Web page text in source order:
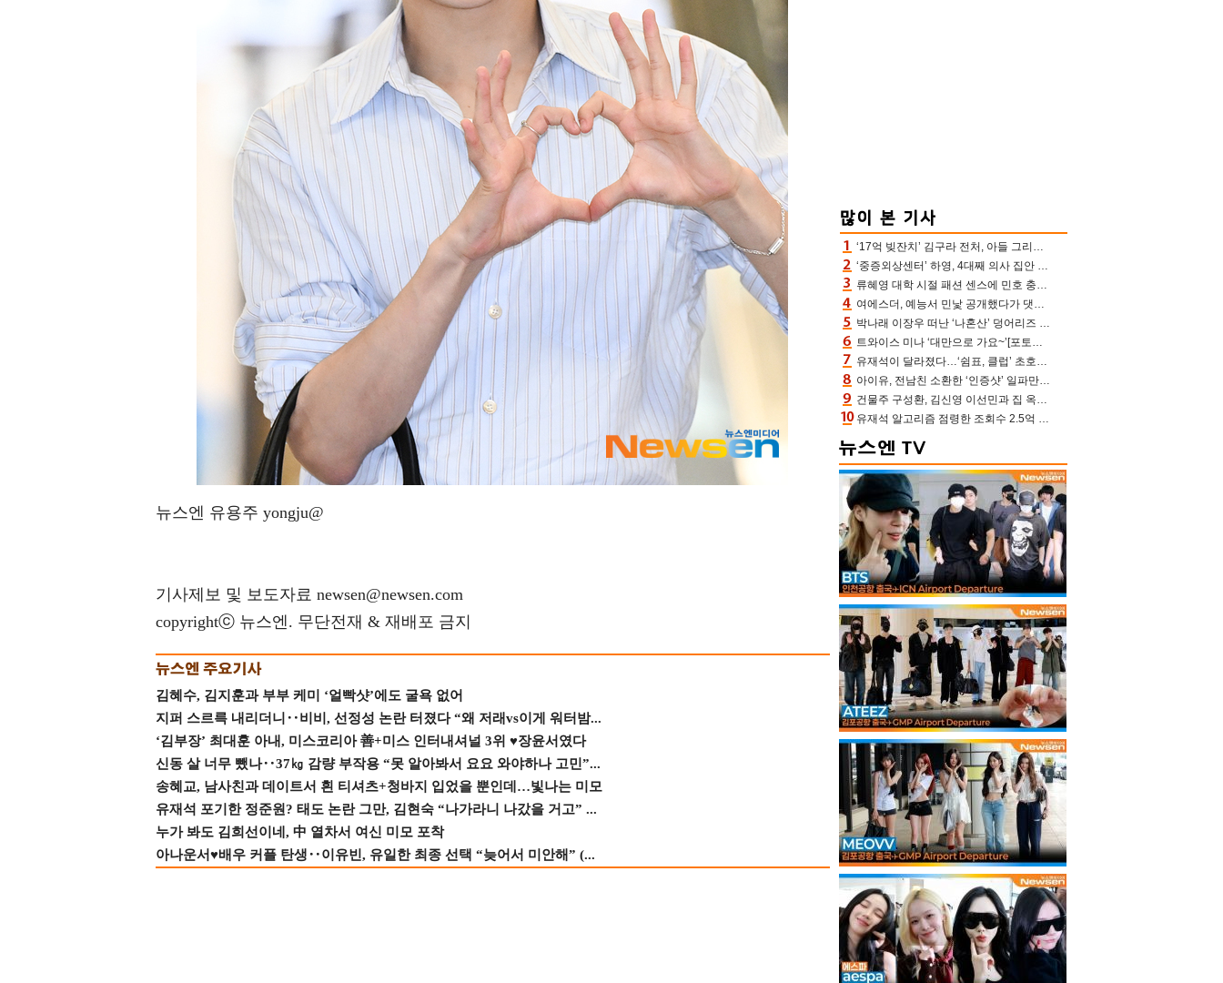
뉴스엔 유용주 yongju@
기사제보 및 보도자료 newsen@newsen.com
copyrightⓒ 뉴스엔. 무단전재 & 재배포 금지
김혜수, 김지훈과 부부 케미 ‘얼빡샷’에도 굴욕 없어
지퍼 스르륵 내리더니‥비비, 선정성 논란 터졌다 “왜 저래vs이게 워터밤...
‘김부장’ 최대훈 아내, 미스코리아 善+미스 인터내셔널 3위 ♥장윤서였다
신동 살 너무 뺐나‥37㎏ 감량 부작용 “못 알아봐서 요요 와야하나 고민”...
송혜교, 남사친과 데이트서 흰 티셔츠+청바지 입었을 뿐인데…빛나는 미모
유재석 포기한 정준원? 태도 논란 그만, 김현숙 “나가라니 나갔을 거고” ...
누가 봐도 김희선이네, 中 열차서 여신 미모 포착
아나운서♥배우 커플 탄생‥이유빈, 유일한 최종 선택 “늦어서 미안해” (...
‘17억 빚잔치’ 김구라 전처, 아들 그리는 “나 뿐인데” 친엄마 챙기는 효심 눈길
‘중증외상센터’ 하영, 4대째 의사 집안 인증 “증조부, 고종 황제 진료”(옥문아)[어제TV]
류혜영 대학 시절 패션 센스에 민호 충격 “레몬색 레깅스에 다리 없는 줄”(나혼산)
여에스더, 예능서 민낯 공개했다가 댓글에 충격 “눈 왜 저렇게 처졌냐고”(에스더TV)
박나래 이장우 떠난 ‘나혼산’ 덩어리즈 왔다, 1인 1케이크에 팜유 전현무 충격[어제TV]
트와이스 미나 ‘대만으로 가요~’[포토엔HD]
유재석이 달라졌다…‘쉼표, 클럽’ 초호화 코스에 주우재도 감탄 (놀면 뭐하니?)
아이유, 전남친 소환한 ‘인증샷’ 일파만파 속…남사친 변우석 선물도 남겼나 ‘훈훈’
건물주 구성환, 김신영 이선민과 집 옥상서 41만원 한우 파티 “화력이 성화봉송”(나혼산)
유재석 알고리즘 점령한 조회수 2.5억 신박한 다비치, 강민경 덩달아 긴장(해투)